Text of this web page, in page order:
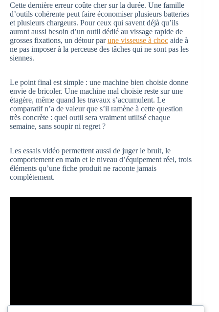
Cette dernière erreur coûte cher sur la durée. Une famille
d’outils cohérente peut faire économiser plusieurs batteries
et plusieurs chargeurs. Pour ceux qui savent déjà qu’ils
auront aussi besoin d’un outil dédié au vissage rapide de
grosses fixations, un détour parune visseuse à choc aide à
ne pas imposer à la perceuse des tâches qui ne sont pas les
siennes.
Le point final est simple : une machine bien choisie donne
envie de bricoler. Une machine mal choisie reste sur une
étagère, même quand les travaux s’accumulent. Le
comparatif n’a de valeur que s’il ramène à cette question
très concrète : quel outil sera vraiment utilisé chaque
semaine, sans soupir ni regret ?
Les essais vidéo permettent aussi de juger le bruit, le
comportement en main et le niveau d’équipement réel, trois
éléments qu’une fiche produit ne raconte jamais
complètement.